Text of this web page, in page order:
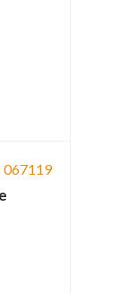
067119